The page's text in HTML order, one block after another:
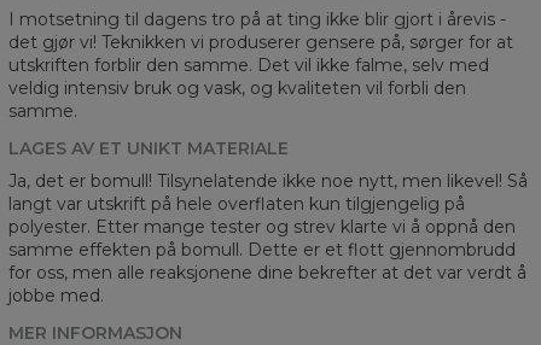
I motsetning til dagens tro på at ting ikke blir gjort i årevis -
det gjør vi! Teknikken vi produserer gensere på, sørger for at
utskriften forblir den samme. Det vil ikke falme, selv med
veldig intensiv bruk og vask, og kvaliteten vil forbli den
samme.
LAGES AV ET UNIKT MATERIALE
Ja, det er bomull! Tilsynelatende ikke noe nytt, men likevel! Så
langt var utskrift på hele overflaten kun tilgjengelig på
polyester. Etter mange tester og strev klarte vi å oppnå den
samme effekten på bomull. Dette er et flott gjennombrudd
for oss, men alle reaksjonene dine bekrefter at det var verdt å
jobbe med.
MER INFORMASJON